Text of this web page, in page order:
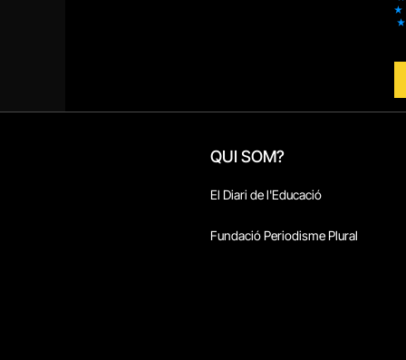
QUI SOM?
El Diari de l'Educació
Fundació Periodisme Plural